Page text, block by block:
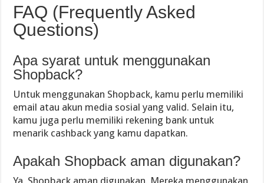
FAQ (Frequently Asked
Questions)
Apa syarat untuk menggunakan
Shopback?
Untuk menggunakan Shopback, kamu perlu memiliki
email atau akun media sosial yang valid. Selain itu,
kamu juga perlu memiliki rekening bank untuk
menarik cashback yang kamu dapatkan.
Apakah Shopback aman digunakan?
Ya, Shopback aman digunakan. Mereka menggunakan